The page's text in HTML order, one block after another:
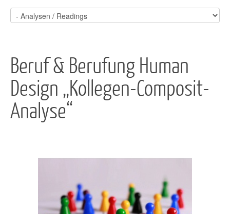
Beruf & Berufung Human
Design „Kollegen-Composit-
Analyse“